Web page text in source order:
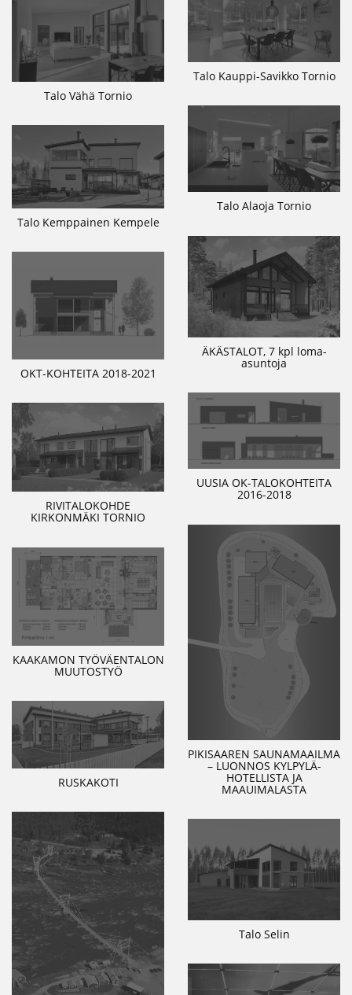
Talo Kauppi-Savikko Tornio
Talo Vähä Tornio
Talo Alaoja Tornio
Talo Kemppainen Kempele
ÄKÄSTALOT, 7 kpl loma-
asuntoja
OKT-KOHTEITA 2018-2021
UUSIA OK-TALOKOHTEITA
2016-2018
RIVITALOKOHDE
KIRKONMÄKI TORNIO
PIKISAAREN SAUNAMAAILMA
– LUONNOS KYLPYLÄ-
HOTELLISTA JA
MAAUIMALASTA
KAAKAMON TYÖVÄENTALON
MUUTOSTYÖ
RUSKAKOTI
Talo Selin